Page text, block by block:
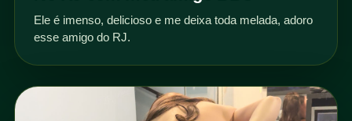
Ele é imenso, delicioso e me deixa toda melada, adoro
esse amigo do RJ.